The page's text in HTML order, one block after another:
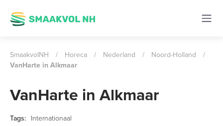
SmaakvolNH / Horeca / Nederland / Noord-Holland
/
VanHarte in Alkmaar
VanHarte in Alkmaar
Internationaal